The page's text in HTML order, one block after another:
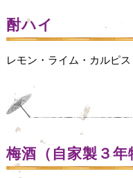
酎ハイ
レモン・ライム・カルピ
梅酒（自家製３年